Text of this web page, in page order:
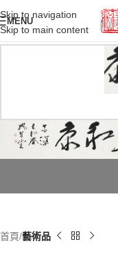
Skip to navigation
Skip to main content
MENU
首頁 藝術品